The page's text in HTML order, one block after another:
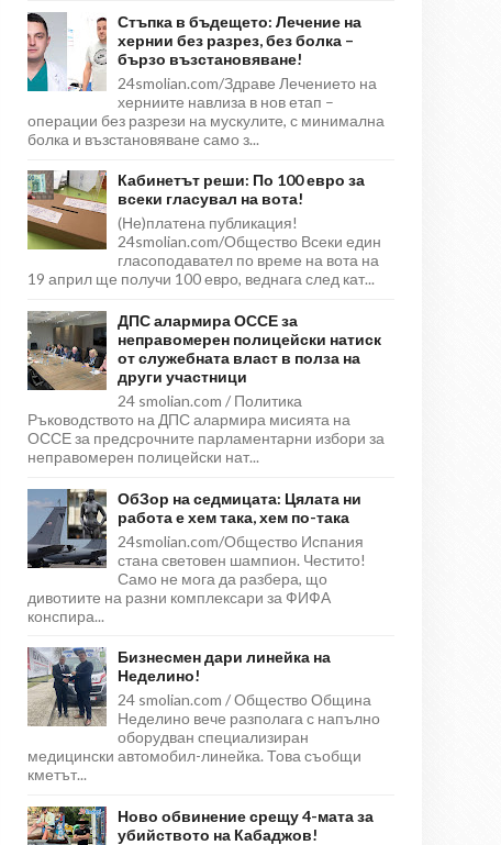
Стъпка в бъдещето: Лечение на
хернии без разрез, без болка –
бързо възстановяване!
24smolian.com/Здраве Лечението на
херниите навлиза в нов етап –
операции без разрези на мускулите, с минимална
болка и възстановяване само з...
Кабинетът реши: По 100 евро за
всеки гласувал на вота!
(Не)платена публикация!
24smolian.com/Общество Всеки един
гласоподавател по време на вота на
19 април ще получи 100 евро, веднага след кат...
ДПС алармира ОССЕ за
неправомерен полицейски натиск
от служебната власт в полза на
други участници
24 smolian.com / Политика
Ръководството на ДПС алармира мисията на
ОССЕ за предсрочните парламентарни избори за
неправомерен полицейски нат...
ОбЗор на седмицата: Цялата ни
работа е хем така, хем по-така
24smolian.com/Общество Испания
стана световен шампион. Честито!
Само не мога да разбера, що
дивотиите на разни комплексари за ФИФА
конспира...
Бизнесмен дари линейка на
Неделино!
24 smolian.com / Общество Община
Неделино вече разполага с напълно
оборудван специализиран
медицински автомобил-линейка. Това съобщи
кметът...
Ново обвинение срещу 4-мата за
убийството на Кабаджов!